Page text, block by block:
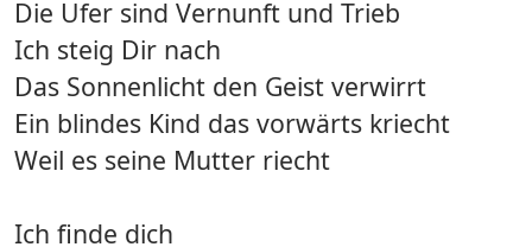
Die Ufer sind Vernunft und Trieb
Ich steig Dir nach
Das Sonnenlicht den Geist verwirrt
Ein blindes Kind das vorwärts kriecht
Weil es seine Mutter riecht
Ich finde dich